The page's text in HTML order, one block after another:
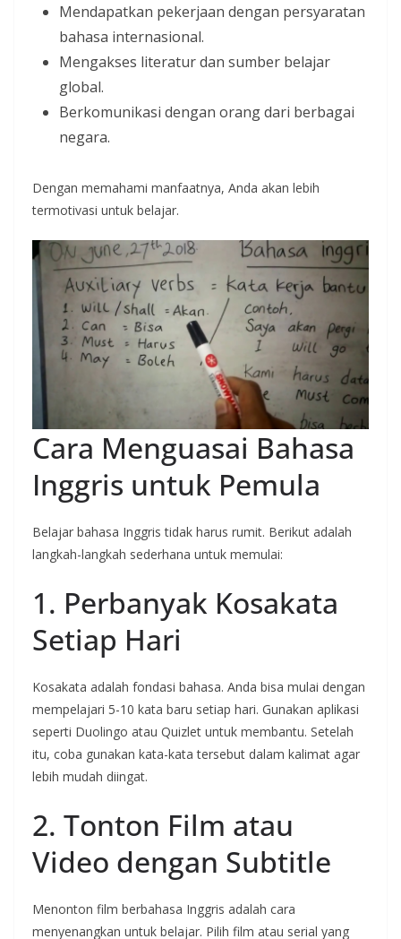
Mendapatkan pekerjaan dengan persyaratan
bahasa internasional.
Mengakses literatur dan sumber belajar
global.
Berkomunikasi dengan orang dari berbagai
negara.
Dengan memahami manfaatnya, Anda akan lebih
termotivasi untuk belajar.
Cara Menguasai Bahasa
Inggris untuk Pemula
Belajar bahasa Inggris tidak harus rumit. Berikut adalah
langkah-langkah sederhana untuk memulai:
1. Perbanyak Kosakata
Setiap Hari
Kosakata adalah fondasi bahasa. Anda bisa mulai dengan
mempelajari 5-10 kata baru setiap hari. Gunakan aplikasi
seperti Duolingo atau Quizlet untuk membantu. Setelah
itu, coba gunakan kata-kata tersebut dalam kalimat agar
lebih mudah diingat.
2. Tonton Film atau
Video dengan Subtitle
Menonton film berbahasa Inggris adalah cara
menyenangkan untuk belajar. Pilih film atau serial yang